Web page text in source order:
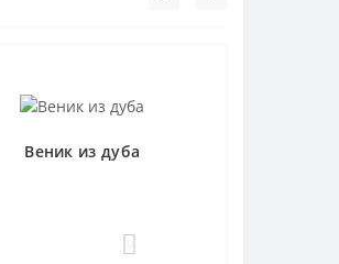
Веник из дуба